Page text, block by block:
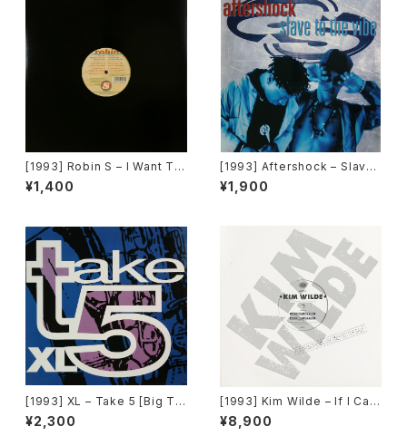
[1993] Robin S – I Want To
Thank You [Big Beat / Atla
ntic][在庫B]
¥1,400
[1993] Aftershock – Slave
To The Vibe [Virgin]
¥1,900
[1993] XL – Take 5 [Big Ti
me International]
¥2,300
[1993] Kim Wilde – If I Ca
n’t Have You [MCA Record
s][PROMO]
¥8,900